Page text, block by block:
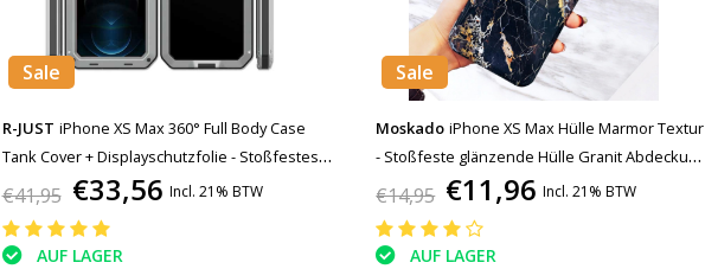
Sale
R-JUST iPhone XS Max 360° Full Body Case
Tank Cover + Displayschutzfolie - Stoßfestes
Cover Metall Silber
€41,95 €33,56 Incl. 21% BTW
AUF LAGER
Sale
Moskado iPhone XS Max Hülle Marmor Textur
- Stoßfeste glänzende Hülle Granit Abdeckung
Cas TPU
€14,95 €11,96 Incl. 21% BTW
AUF LAGER